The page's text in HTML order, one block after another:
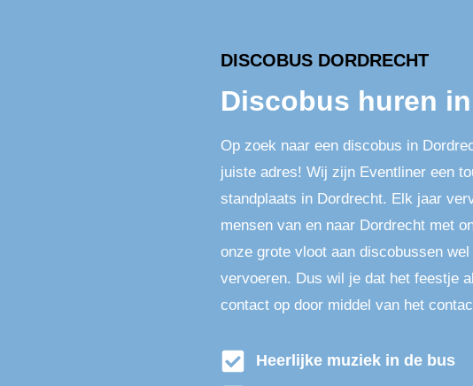
DISCOBUS DORDRECHT
Discobus huren
Op zoek naar een discobus in
juiste adres! Wij zijn Eventliner een
standplaats in Dordrecht. Elk jaar
mensen van en naar Dordrecht met
onze grote vloot aan discobussen
vervoeren. Dus wil je dat het feestje
contact op door middel van het
Heerlijke muziek in de bus